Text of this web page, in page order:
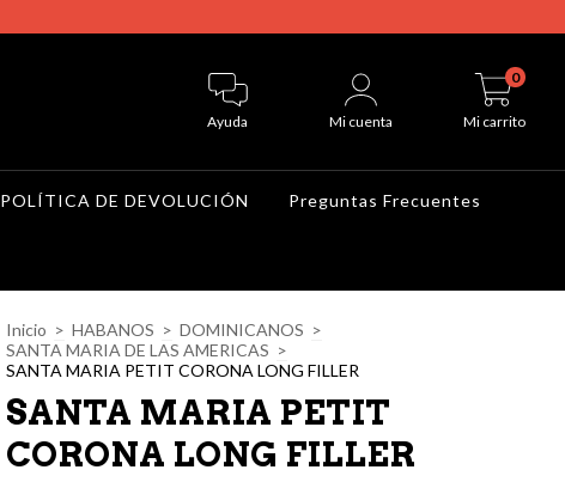
Ayuda Mi cuenta Mi carrito
0
POLÍTICA DE DEVOLUCIÓN Preguntas Frecuentes
Inicio > HABANOS > DOMINICANOS >
SANTA MARIA DE LAS AMERICAS >
SANTA MARIA PETIT CORONA LONG FILLER
SANTA MARIA PETIT
CORONA LONG FILLER